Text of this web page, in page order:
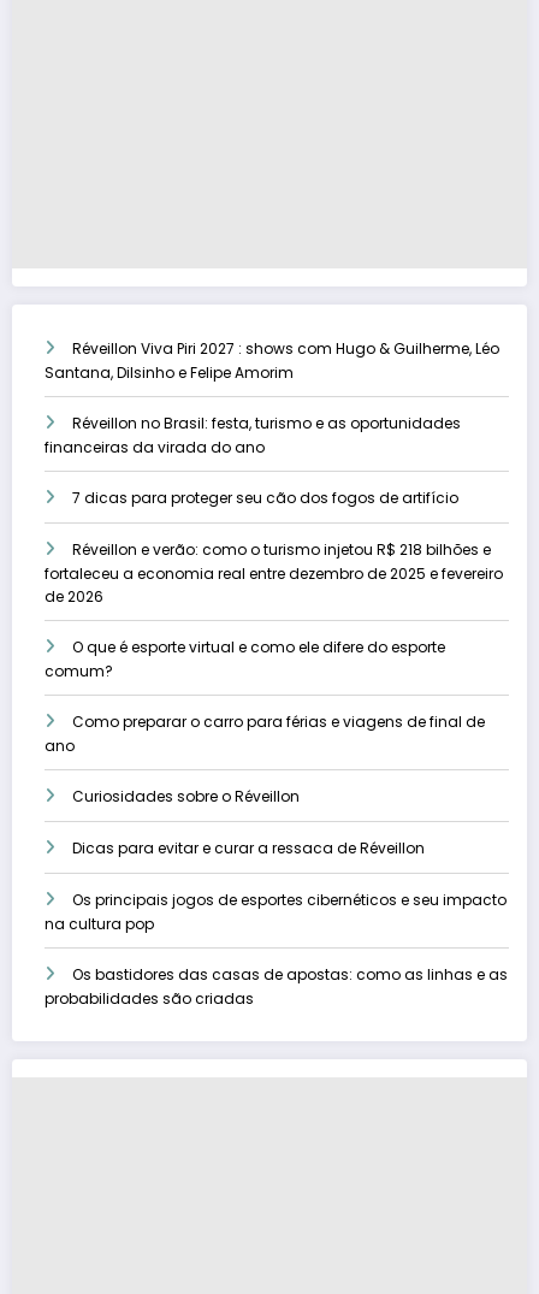
Réveillon Viva Piri 2027 : shows com Hugo & Guilherme, Léo
Santana, Dilsinho e Felipe Amorim
Réveillon no Brasil: festa, turismo e as oportunidades
financeiras da virada do ano
7 dicas para proteger seu cão dos fogos de artifício
Réveillon e verão: como o turismo injetou R$ 218 bilhões e
fortaleceu a economia real entre dezembro de 2025 e fevereiro
de 2026
O que é esporte virtual e como ele difere do esporte
comum?
Como preparar o carro para férias e viagens de final de
ano
Curiosidades sobre o Réveillon
Dicas para evitar e curar a ressaca de Réveillon
Os principais jogos de esportes cibernéticos e seu impacto
na cultura pop
Os bastidores das casas de apostas: como as linhas e as
probabilidades são criadas